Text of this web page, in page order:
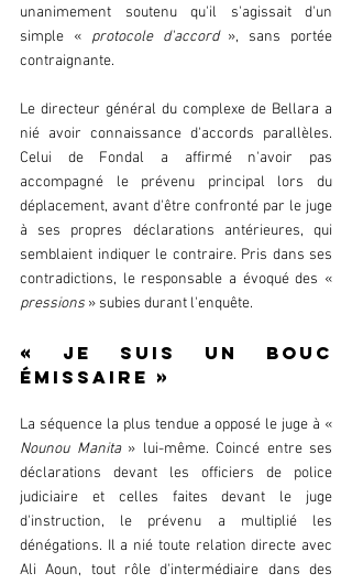
unanimement soutenu qu'il s'agissait d'un
simple « protocole d'accord », sans portée
contraignante.
Le directeur général du complexe de Bellara a
nié avoir connaissance d'accords parallèles.
Celui de Fondal a affirmé n'avoir pas
accompagné le prévenu principal lors du
déplacement, avant d'être confronté par le juge
à ses propres déclarations antérieures, qui
semblaient indiquer le contraire. Pris dans ses
pressions » subies durant l'enquête.
« Je suis un bouc
émissaire »
Nounou Manita » lui-même. Coincé entre ses
déclarations devant les officiers de police
judiciaire et celles faites devant le juge
d'instruction, le prévenu a multiplié les
dénégations. Il a nié toute relation directe avec
Ali Aoun, tout rôle d'intermédiaire dans des